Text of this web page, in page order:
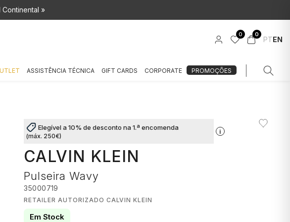
»
0 0
EN
PT
ASSISTÊNCIA TÉCNICA GIFT CARDS CORPORATE PROMOÇÕES
Elegível a 10% de desconto na 1.ª encomenda
(máx. 250€)
i
CALVIN KLEIN
Pulseira Wavy
35000719
RETAILER AUTORIZADO CALVIN KLEIN
Em Stock